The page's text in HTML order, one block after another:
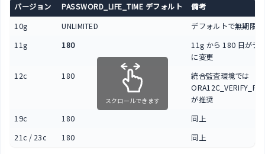
バージョン PASSWORD_LIFE_TIME デフォルト
備考
10g
UNLIMITED
デフォルトで無期限
11g
180
11g から 180 日がデ
に変更
12c
180
統合監査環境では
が推奨
19c
180
同上
21c / 23c
180 同上
スクロールできます